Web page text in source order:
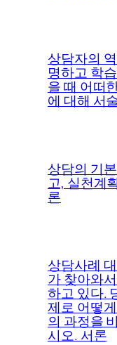
상담자의
명하고 학
을 때 어떠
에 대해 서
상담의 기
고, 실천계
론
상담사례
가 찾아와
하고 있다.
제로 어떻
의 과정을
시오. 서론